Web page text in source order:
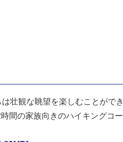
壮観な眺望を楽しむことができ
間の家族向きのハイキングコー